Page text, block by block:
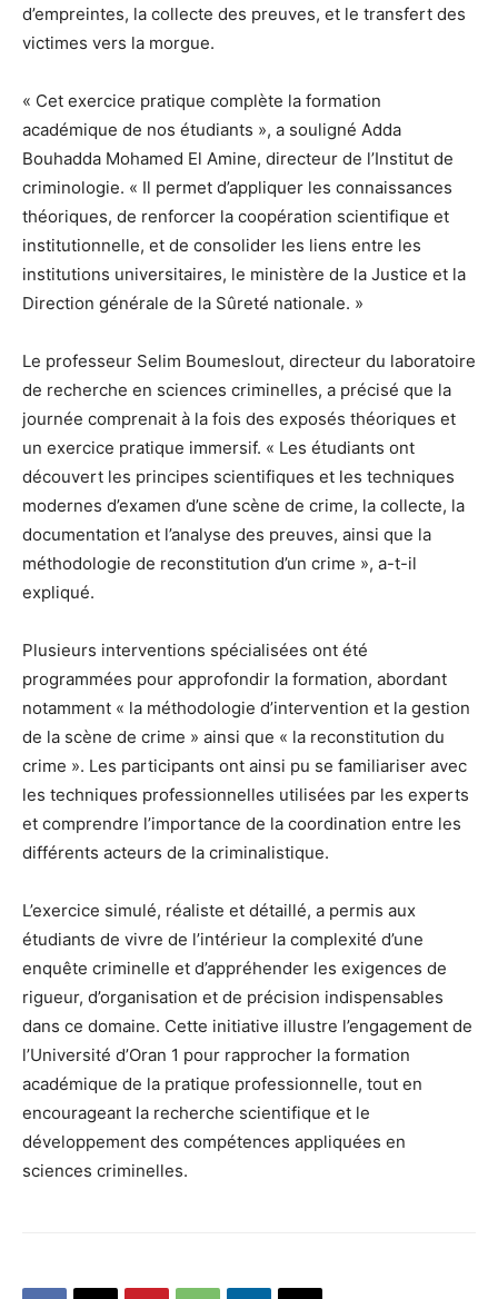
d’empreintes, la collecte des preuves, et le transfert des
victimes vers la morgue.
« Cet exercice pratique complète la formation
académique de nos étudiants », a souligné Adda
Bouhadda Mohamed El Amine, directeur de l’Institut de
criminologie. « Il permet d’appliquer les connaissances
théoriques, de renforcer la coopération scientifique et
institutionnelle, et de consolider les liens entre les
institutions universitaires, le ministère de la Justice et la
Direction générale de la Sûreté nationale. »
Le professeur Selim Boumeslout, directeur du laboratoire
de recherche en sciences criminelles, a précisé que la
journée comprenait à la fois des exposés théoriques et
un exercice pratique immersif. « Les étudiants ont
découvert les principes scientifiques et les techniques
modernes d’examen d’une scène de crime, la collecte, la
documentation et l’analyse des preuves, ainsi que la
méthodologie de reconstitution d’un crime », a-t-il
expliqué.
Plusieurs interventions spécialisées ont été
programmées pour approfondir la formation, abordant
notamment « la méthodologie d’intervention et la gestion
de la scène de crime » ainsi que « la reconstitution du
crime ». Les participants ont ainsi pu se familiariser avec
les techniques professionnelles utilisées par les experts
et comprendre l’importance de la coordination entre les
différents acteurs de la criminalistique.
L’exercice simulé, réaliste et détaillé, a permis aux
étudiants de vivre de l’intérieur la complexité d’une
enquête criminelle et d’appréhender les exigences de
rigueur, d’organisation et de précision indispensables
dans ce domaine. Cette initiative illustre l’engagement de
l’Université d’Oran 1 pour rapprocher la formation
académique de la pratique professionnelle, tout en
encourageant la recherche scientifique et le
développement des compétences appliquées en
sciences criminelles.